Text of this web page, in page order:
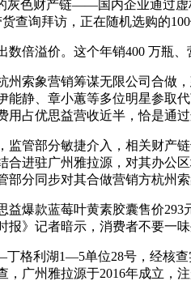
色财产链——国内企业通过虚
查询拜访，正在随机选购的
溢价。这个年销400 万瓶、
象营销筹谋无限公司合做，
静、章小蕙等多位明星参取
占优思益营收近半，恰是通
部分敏捷介入，相关财产链
合进驻广州雅拉源，对其办公
分同步对其合做营销方杭州
款蓝莓叶黄素胶囊售价293
》记者暗示，消费者不要一
利湖1—5单位28号，经核查
广州雅拉源于2016年成立，